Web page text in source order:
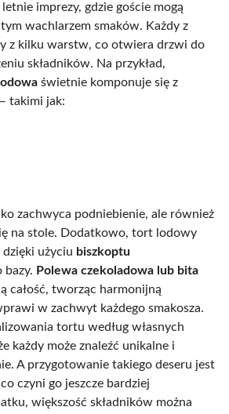
imprezy, gdzie goście mogą
wachlarzem smaków. Każdy z
z kilku warstw, co otwiera drzwi do
składników. Na przykład,
świetnie komponuje się z
takimi jak:
zachwyca podniebienie, ale również
na stole. Dodatkowo, tort lodowy
użyciu biszkoptu
bazy. Polewa czekoladowa lub bita
całość, tworząc harmonijną
w zachwyt każdego smakosza.
tortu według własnych
każdy może znaleźć unikalne i
A przygotowanie takiego deseru jest
czyni go jeszcze bardziej
większość składników można